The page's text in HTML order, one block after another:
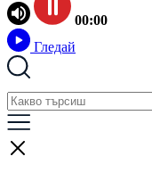
00:00
Гледай